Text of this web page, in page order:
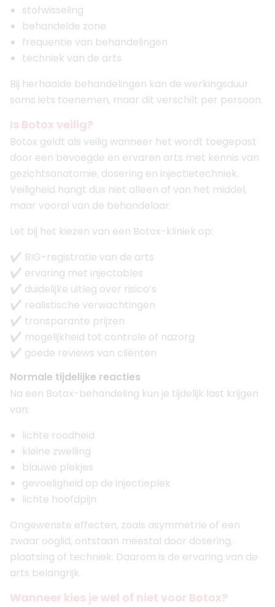
stofwisseling
behandelde zone
frequentie van behandelingen
techniek van de arts
Bij herhaalde behandelingen kan de werkingsduur
soms iets toenemen, maar dit verschilt per persoon.
Is Botox veilig?
Botox geldt als veilig wanneer het wordt toegepast
door een bevoegde en ervaren arts met kennis van
gezichtsanatomie, dosering en injectietechniek.
Veiligheid hangt dus niet alleen af van het middel,
maar vooral van de behandelaar.
Let bij het kiezen van een Botox-kliniek op:
✔ BIG-registratie van de arts
✔ ervaring met injectables
✔ duidelijke uitleg over risico’s
✔ realistische verwachtingen
✔ transparante prijzen
✔ mogelijkheid tot controle of nazorg
✔ goede reviews van cliënten
Normale tijdelijke reacties
Na een Botox-behandeling kun je tijdelijk last krijgen
van:
lichte roodheid
kleine zwelling
blauwe plekjes
gevoeligheid op de injectieplek
lichte hoofdpijn
Ongewenste effecten, zoals asymmetrie of een
zwaar ooglid, ontstaan meestal door dosering,
plaatsing of techniek. Daarom is de ervaring van de
arts belangrijk.
Wanneer kies je wel of niet voor Botox?